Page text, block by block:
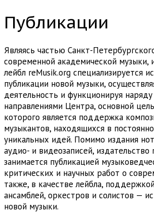
Публикации
Являясь частью Санкт-
современной академической музыки,
лейбл reMusik.org специализируется
публикации новой музыки,
деятельность и функционируя
направлениями Центра, основной
которого является поддержка
музыкантов, находящихся в
уникальных идей. Помимо издания
аудио- и видеозаписей, издательство
занимается публикацией
критических и научных работ о
также, в качестве лейбла,
ансамблей, оркестров и солистов —
новой музыки.